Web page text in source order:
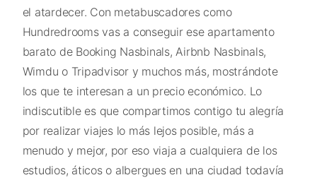
el atardecer. Con metabuscadores como
Hundredrooms vas a conseguir ese apartamento
barato de Booking Nasbinals, Airbnb Nasbinals,
Wimdu o Tripadvisor y muchos más, mostrándote
los que te interesan a un precio económico. Lo
indiscutible es que compartimos contigo tu alegría
por realizar viajes lo más lejos posible, más a
menudo y mejor, por eso viaja a cualquiera de los
estudios, áticos o albergues en una ciudad todavía